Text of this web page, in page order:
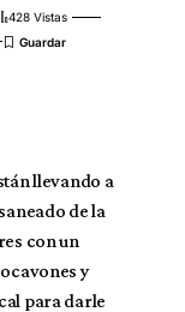
428 Vistas
llevando a
de la
con un
y
para darle